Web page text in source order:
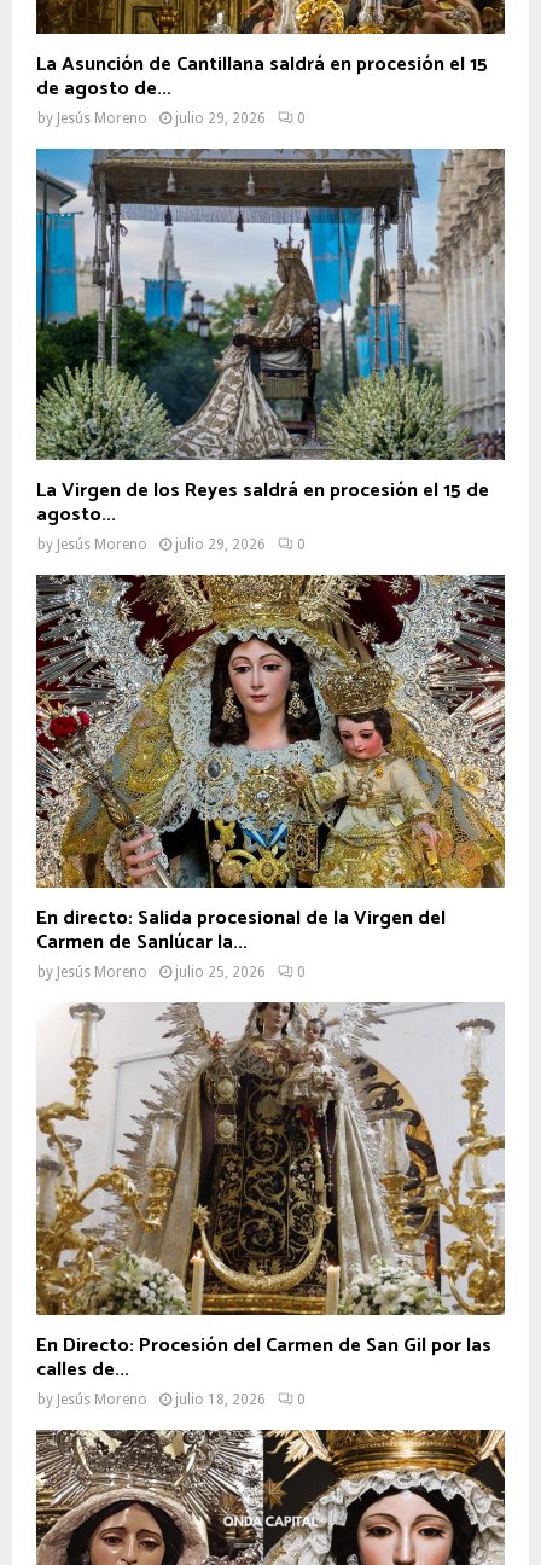
La Asunción de Cantillana saldrá en procesión el 15
de agosto de...
by Jesús Moreno julio 29, 2026 0
La Virgen de los Reyes saldrá en procesión el 15 de
agosto...
by Jesús Moreno julio 29, 2026 0
En directo: Salida procesional de la Virgen del
Carmen de Sanlúcar la...
by Jesús Moreno julio 25, 2026 0
En Directo: Procesión del Carmen de San Gil por las
calles de...
by Jesús Moreno julio 18, 2026 0